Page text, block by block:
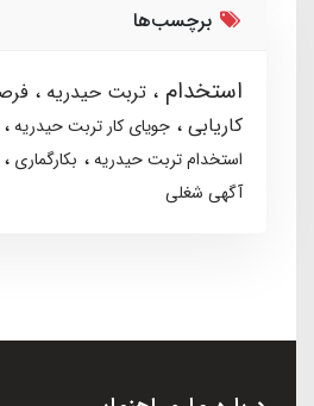
برچسب‌ها
استخدام تربت حیدریه
کاریابی
جویای کار تربت حیدریه
استخدام تربت حیدریه
بکارگماری
آگهی شغلی